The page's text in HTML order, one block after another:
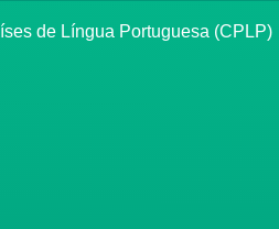
de Língua Portuguesa (CPLP)